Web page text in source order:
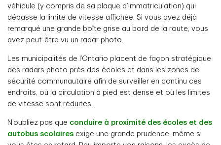
véhicule (y compris de sa plaque d’immatriculation) qui
dépasse la limite de vitesse affichée. Si vous avez déjà
remarqué une grande boîte grise au bord de la route, vous
avez peut-être vu un radar photo.
Les municipalités de l’Ontario placent de façon stratégique
des radars photo près des écoles et dans les zones de
sécurité communautaire afin de surveiller en continu ces
endroits, où la circulation à pied est dense et où les limites
de vitesse sont réduites.
N’oubliez pas que conduire à proximité des écoles et des
autobus scolaires exige une grande prudence, même si